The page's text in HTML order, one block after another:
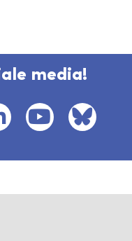
media!